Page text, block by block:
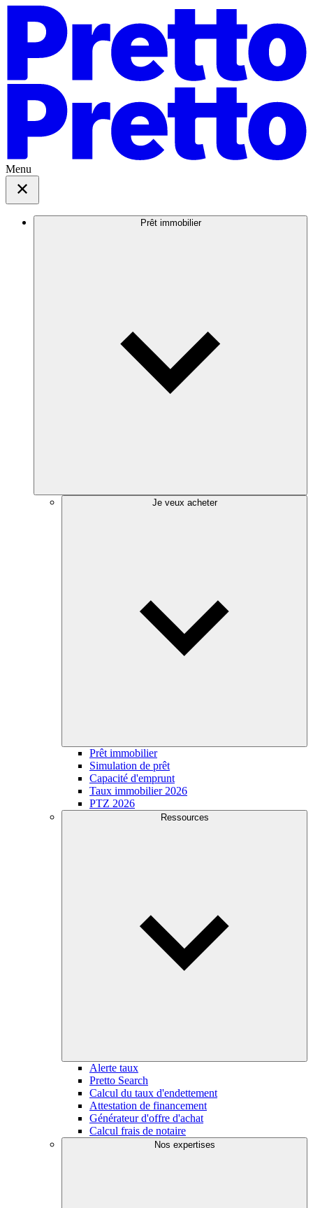
Menu
Prêt immobilier
Je veux acheter
Prêt immobilier
Simulation de prêt
Capacité d'emprunt
Taux immobilier 2026
PTZ 2026
Ressources
Alerte taux
Pretto Search
Calcul du taux d'endettement
Attestation de financement
Générateur d'offre d'achat
Calcul frais de notaire
Nos expertises